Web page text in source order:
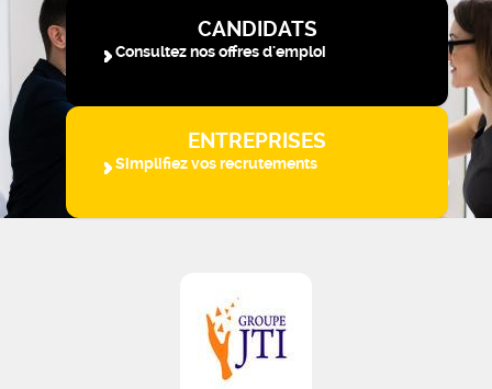
CANDIDATS
Consultez nos offres d'emploi
ENTREPRISES
Simplifiez vos recrutements